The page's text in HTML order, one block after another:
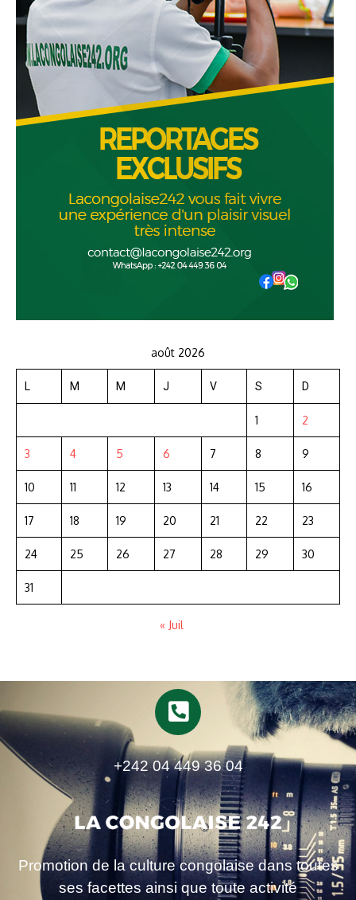
août 2026
L M M J V S D
1 2
3 4 5 6 7 8 9
10 11 12 13 14 15 16
17 18 19 20 21 22 23
24 25 26 27 28 29 30
31
« Juil
+242 04 449 36 04
Promotion de la culture congolaise dans toutes
ses facettes ainsi que toute activité